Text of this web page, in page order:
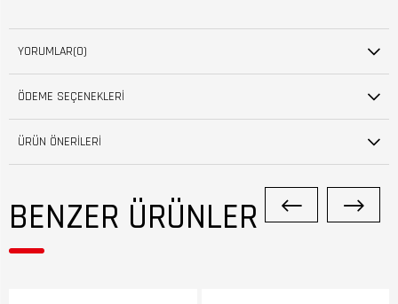
YORUMLAR(0)
ÖDEME SEÇENEKLERI
ÜRÜN ÖNERILERI
BENZER ÜRÜNLER